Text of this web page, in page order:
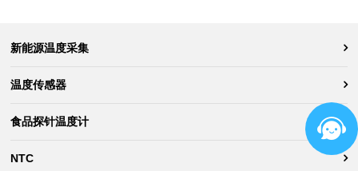
新能源温度采集
温度传感器
食品探针温度计
NTC